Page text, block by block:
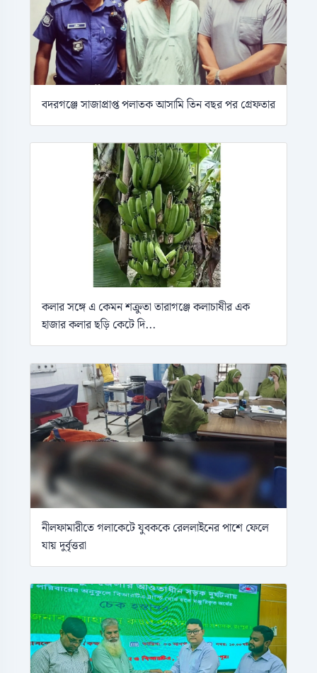
বদরগঞ্জে সাজাপ্রাপ্ত পলাতক আসামি তিন বছর পর গ্রেফতার
কলার সঙ্গে এ কেমন শক্রুতা তারাগঞ্জে কলাচাষীর এক
হাজার কলার ছড়ি কেটে দি...
নীলফামারীতে গলাকেটে যুবককে রেললাইনের পাশে ফেলে
যায় দুর্বৃত্তরা